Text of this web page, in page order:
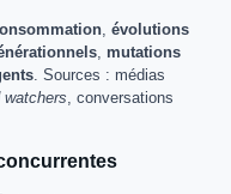
évolutions
mutations
. Sources : médias
watchers , conversations